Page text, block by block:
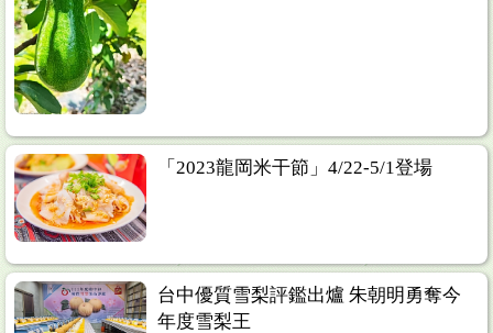
「2023龍岡米干節」4/22-5/1登場
台中優質雪梨評鑑出爐 朱朝明勇奪今
年度雪梨王